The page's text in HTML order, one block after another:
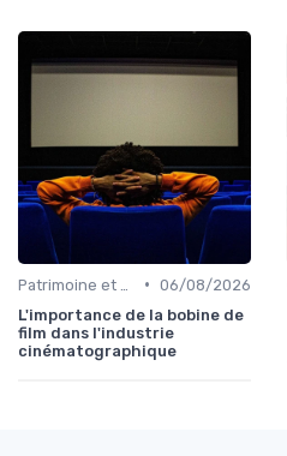
• 06/08/2026
L'importance de la bobine de
film dans l'industrie
cinématographique